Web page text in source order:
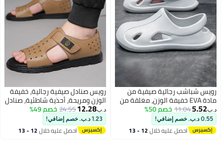
رويس شباشب رجالية صيفية من
مادة EVA خفيفة الوزن، مغلقة من
الأمام، مناسبة للأنشطة الخارجية
والشاطئ، ناعمة، مسامية، سميكة،
سهلة الارتداء، مثالية للاستخدام
اليومي والاستحمام، لون رمادي
د.ب‏5.52
11.04خصم 50%
0.55 د.ب. خصم إضافي!
احصل عليه خلال 12 - 13
رويس صنادل صيفية رجالية، خفيفة
الوزن ومريحة، أحذية شاطئية، صنادل
مفتوحة بشريط لاصق، مريحة، جيدة
التهوية، نعل سميك، متينة، مانعة
للانزلاق، مناسبة للارتداء اليومي،
لون بيج.
د.ب‏12.28
24.55خصم 49%
1.23 د.ب. خصم إضافي!
احصل عليه خلال 12 - 13